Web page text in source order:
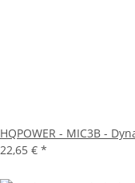
HQPOWER - MIC3B -
22,65 € *